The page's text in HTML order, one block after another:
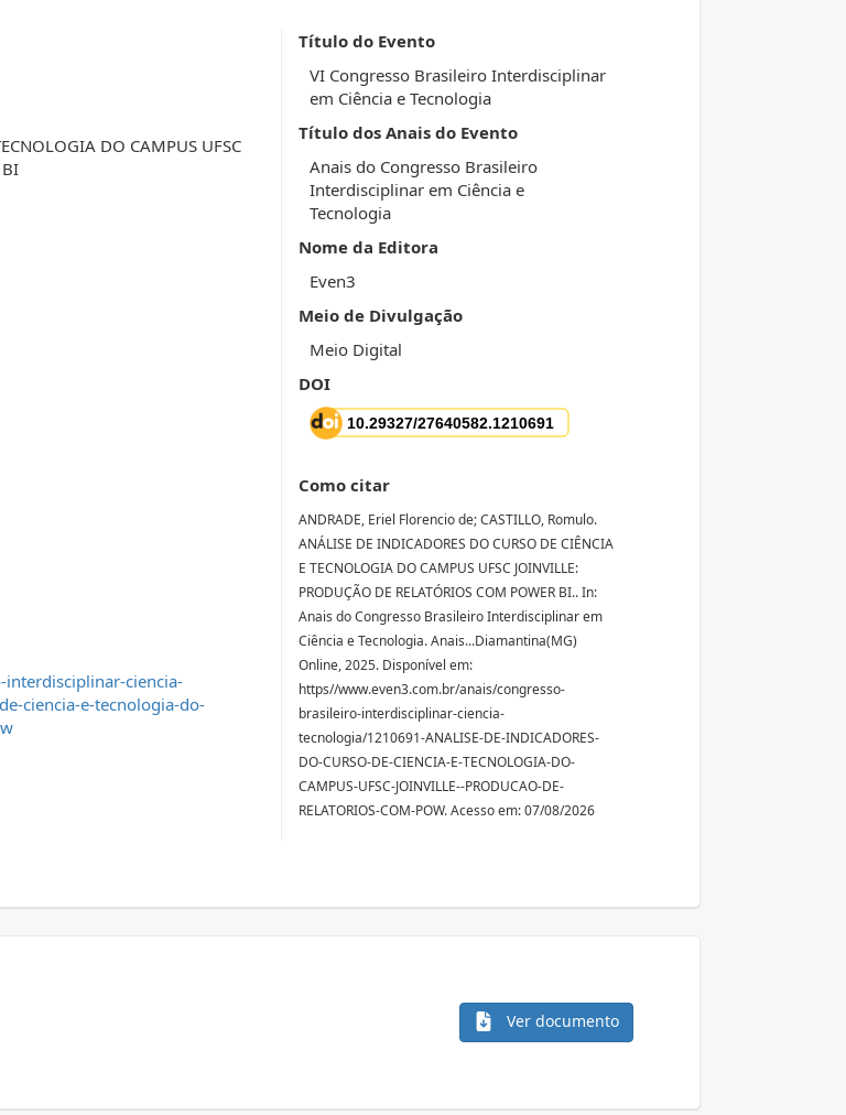
DO CAMPUS UFSC
BI
ciencia-
ciencia-e-tecnologia-do-
Título do Evento
VI Congresso Brasileiro Interdisciplinar
em Ciência e Tecnologia
Título dos Anais do Evento
Anais do Congresso Brasileiro
Interdisciplinar em Ciência e
Tecnologia
Nome da Editora
Even3
Meio de Divulgação
Meio Digital
DOI
Como citar
ANDRADE, Eriel Florencio de; CASTILLO, Romulo.
ANÁLISE DE INDICADORES DO CURSO DE CIÊNCIA
E TECNOLOGIA DO CAMPUS UFSC JOINVILLE:
PRODUÇÃO DE RELATÓRIOS COM POWER BI.. In:
Anais do Congresso Brasileiro Interdisciplinar em
Ciência e Tecnologia. Anais...Diamantina(MG)
Online, 2025. Disponível em:
https//www.even3.com.br/anais/congresso-
brasileiro-interdisciplinar-ciencia-
tecnologia/1210691-ANALISE-DE-INDICADORES-
DO-CURSO-DE-CIENCIA-E-TECNOLOGIA-DO-
CAMPUS-UFSC-JOINVILLE--PRODUCAO-DE-
RELATORIOS-COM-POW. Acesso em: 07/08/2026
Ver documento